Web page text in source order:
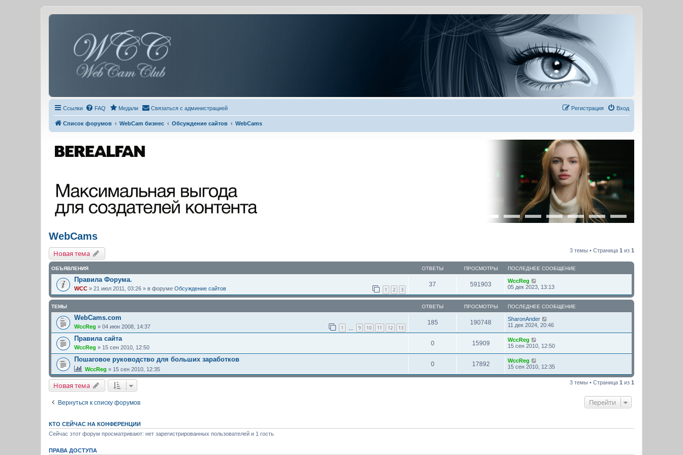
Ссылки FAQ Медали Связаться с администрацией Вход
Регистрация
Список форумов WebCam бизнес Обсуждение сайтов WebCams
WebCams
Новая тема 3 темы • Страница 1 из 1
ОБЪЯВЛЕНИЯ ОТВЕТЫ ПРОСМОТРЫ ПОСЛЕДНЕЕ СООБЩЕНИЕ
Правила Форума.
WCC » 21 июл 2011, 03:26 » в форуме Обсуждение сайтов 1 2 3
37 591903
WccReg
05 дек 2023, 13:13
ТЕМЫ ОТВЕТЫ ПРОСМОТРЫ ПОСЛЕДНЕЕ СООБЩЕНИЕ
WebCams.com
WccReg » 04 июн 2008, 14:37 1 9 10 11 12 13
185 190748
SharonAnder
11 дек 2024, 20:46
Правила сайта
WccReg » 15 сен 2010, 12:50
0 15909
WccReg
15 сен 2010, 12:50
Пошаговое руководство для больших заработков
WccReg » 15 сен 2010, 12:35
0 17892
WccReg
15 сен 2010, 12:35
Новая тема 3 темы • Страница 1 из 1
Вернуться к списку форумов Перейти
КТО СЕЙЧАС НА КОНФЕРЕНЦИИ
Сейчас этот форум просматривают: нет зарегистрированных пользователей и 1 гость
ПРАВА ДОСТУПА